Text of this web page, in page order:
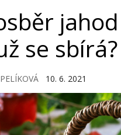
se sbírá?
10. 6. 2021